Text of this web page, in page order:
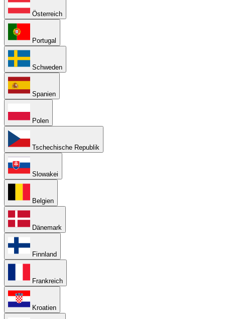
Österreich
Portugal
Schweden
Spanien
Polen
Tschechische Republik
Slowakei
Belgien
Dänemark
Finnland
Frankreich
Kroatien